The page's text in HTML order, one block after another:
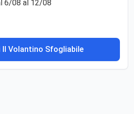
Il Volantino Sfogliabile